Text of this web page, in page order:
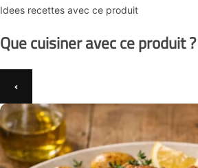
Idees recettes avec ce produit
Que cuisiner avec ce produit ?
‹